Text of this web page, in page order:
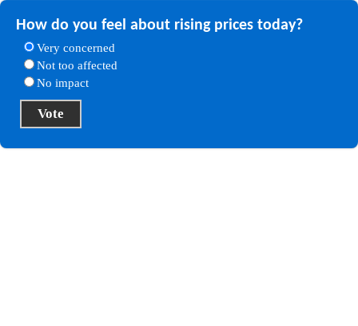
How do you feel about rising prices today?
Very concerned
Not too affected
No impact